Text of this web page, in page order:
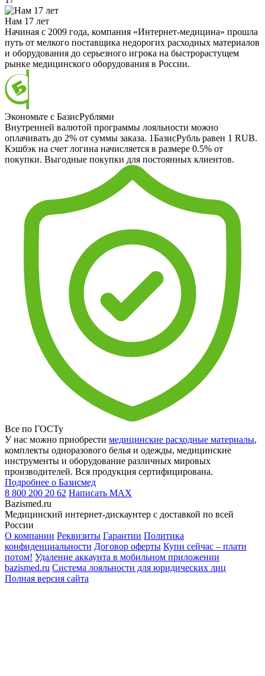
Нам 17 лет
Начиная с 2009 года, компания «Интернет-медицина» прошла
путь от мелкого поставщика недорогих расходных материалов
и оборудования до серьезного игрока на быстрорастущем
рынке медицинского оборудования в России.
Экономьте с БазисРублями
Внутренней валютой программы лояльности можно
оплачивать до 2% от суммы заказа. 1БазисРубль равен 1 RUB.
Кэшбэк на счет логина начисляется в размере 0.5% от
покупки. Выгодные покупки для постоянных клиентов.
Все по ГОСТу
У нас можно приобрести медицинские расходные материалы,
комплекты одноразового белья и одежды, медицинские
инструменты и оборудование различных мировых
производителей. Вся продукция сертифицирована.
Подробнее о Базисмед
8 800 200 20 62 Написать MAX
Bazismed.ru
Медицинский интернет-дискаунтер с доставкой по всей
России
О компании Реквизиты Гарантии Политика
конфиденциальности Договор оферты Купи сейчас – плати
потом! Удаление аккаунта в мобильном приложении
bazismed.ru Система лояльности для юридических лиц
Полная версия сайта